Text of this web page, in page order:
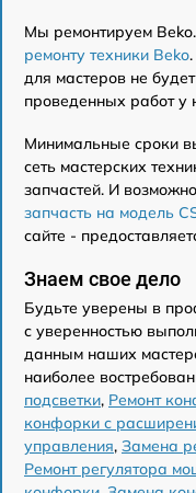
Мы ремонтируем
ремонту техники Beko
для мастеров не
проведенных работ у
Минимальные сроки
сеть мастерских
запчастей. И
запчасть на модель
сайте -
Знаем свое дело
Будьте уверены в
с уверенностью
данным наших
наиболее
подсветки, Ремонт
конфорки с
управления, Замена
Ремонт регулятора